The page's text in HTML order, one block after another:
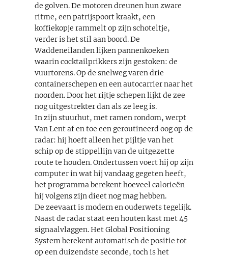
de golven. De motoren dreunen hun zware
ritme, een patrijspoort kraakt, een
koffiekopje rammelt op zijn schoteltje,
verder is het stil aan boord. De
Waddeneilanden lijken pannenkoeken
waarin cocktailprikkers zijn gestoken: de
vuurtorens. Op de snelweg varen drie
containerschepen en een autocarrier naar het
noorden. Door het rijtje schepen lijkt de zee
nog uitgestrekter dan als ze leeg is.
In zijn stuurhut, met ramen rondom, werpt
Van Lent af en toe een geroutineerd oog op de
radar: hij hoeft alleen het pijltje van het
schip op de stippellijn van de uitgezette
route te houden. Ondertussen voert hij op zijn
computer in wat hij vandaag gegeten heeft,
het programma berekent hoeveel calorieën
hij volgens zijn dieet nog mag hebben.
De zeevaart is modern en ouderwets tegelijk.
Naast de radar staat een houten kast met 45
signaalvlaggen. Het Global Positioning
System berekent automatisch de positie tot
op een duizendste seconde, toch is het